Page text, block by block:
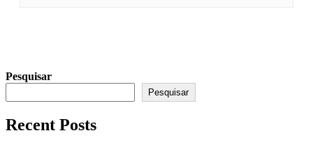
Pesquisar
Pesquisar
Recent Posts